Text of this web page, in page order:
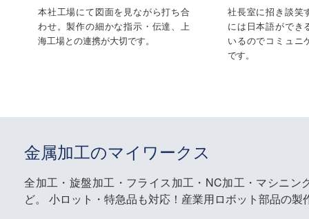
本社工場にて図面を見ながら打ち合
わせ。製作の細かな指示・伝達、上
海工場との連携が大切です。
社長室に招き談笑
には日本語ができ
いるのでコミュニ
です。
金属加工のマイワークス
全加工・旋盤加工・フライス加工・NC加工・マシニン
ど。
小ロット・特急品も対応！産業用ロボット部品の製